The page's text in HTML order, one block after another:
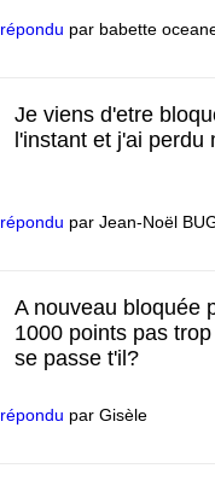
répondu par babette
Je viens d'etre
l'instant et j'ai perdu
répondu par Jean-Noël
A nouveau bloquée
1000 points pas
se passe t'il?
répondu par Gisèle